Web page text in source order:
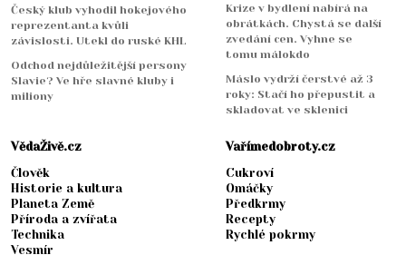
Český klub vyhodil hokejového
reprezentanta kvůli
závislosti. Utekl do ruské KHL
Odchod nejdůležitější persony
Slavie? Ve hře slavné kluby i
miliony
Krize v bydlení nabírá na
obrátkách. Chystá se další
zvedání cen. Vyhne se
tomu málokdo
Máslo vydrží čerstvé až 3
roky: Stačí ho přepustit a
skladovat ve sklenici
VědaŽivě.cz
Člověk
Historie a kultura
Planeta Země
Příroda a zvířata
Technika
Vesmír
Vařímedobroty.cz
Cukroví
Omáčky
Předkrmy
Recepty
Rychlé pokrmy